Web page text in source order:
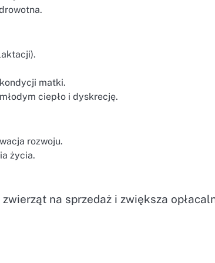
matki.
ciepło i dyskrecję.
rozwoju.
życia.
na sprzedaż i zwiększa